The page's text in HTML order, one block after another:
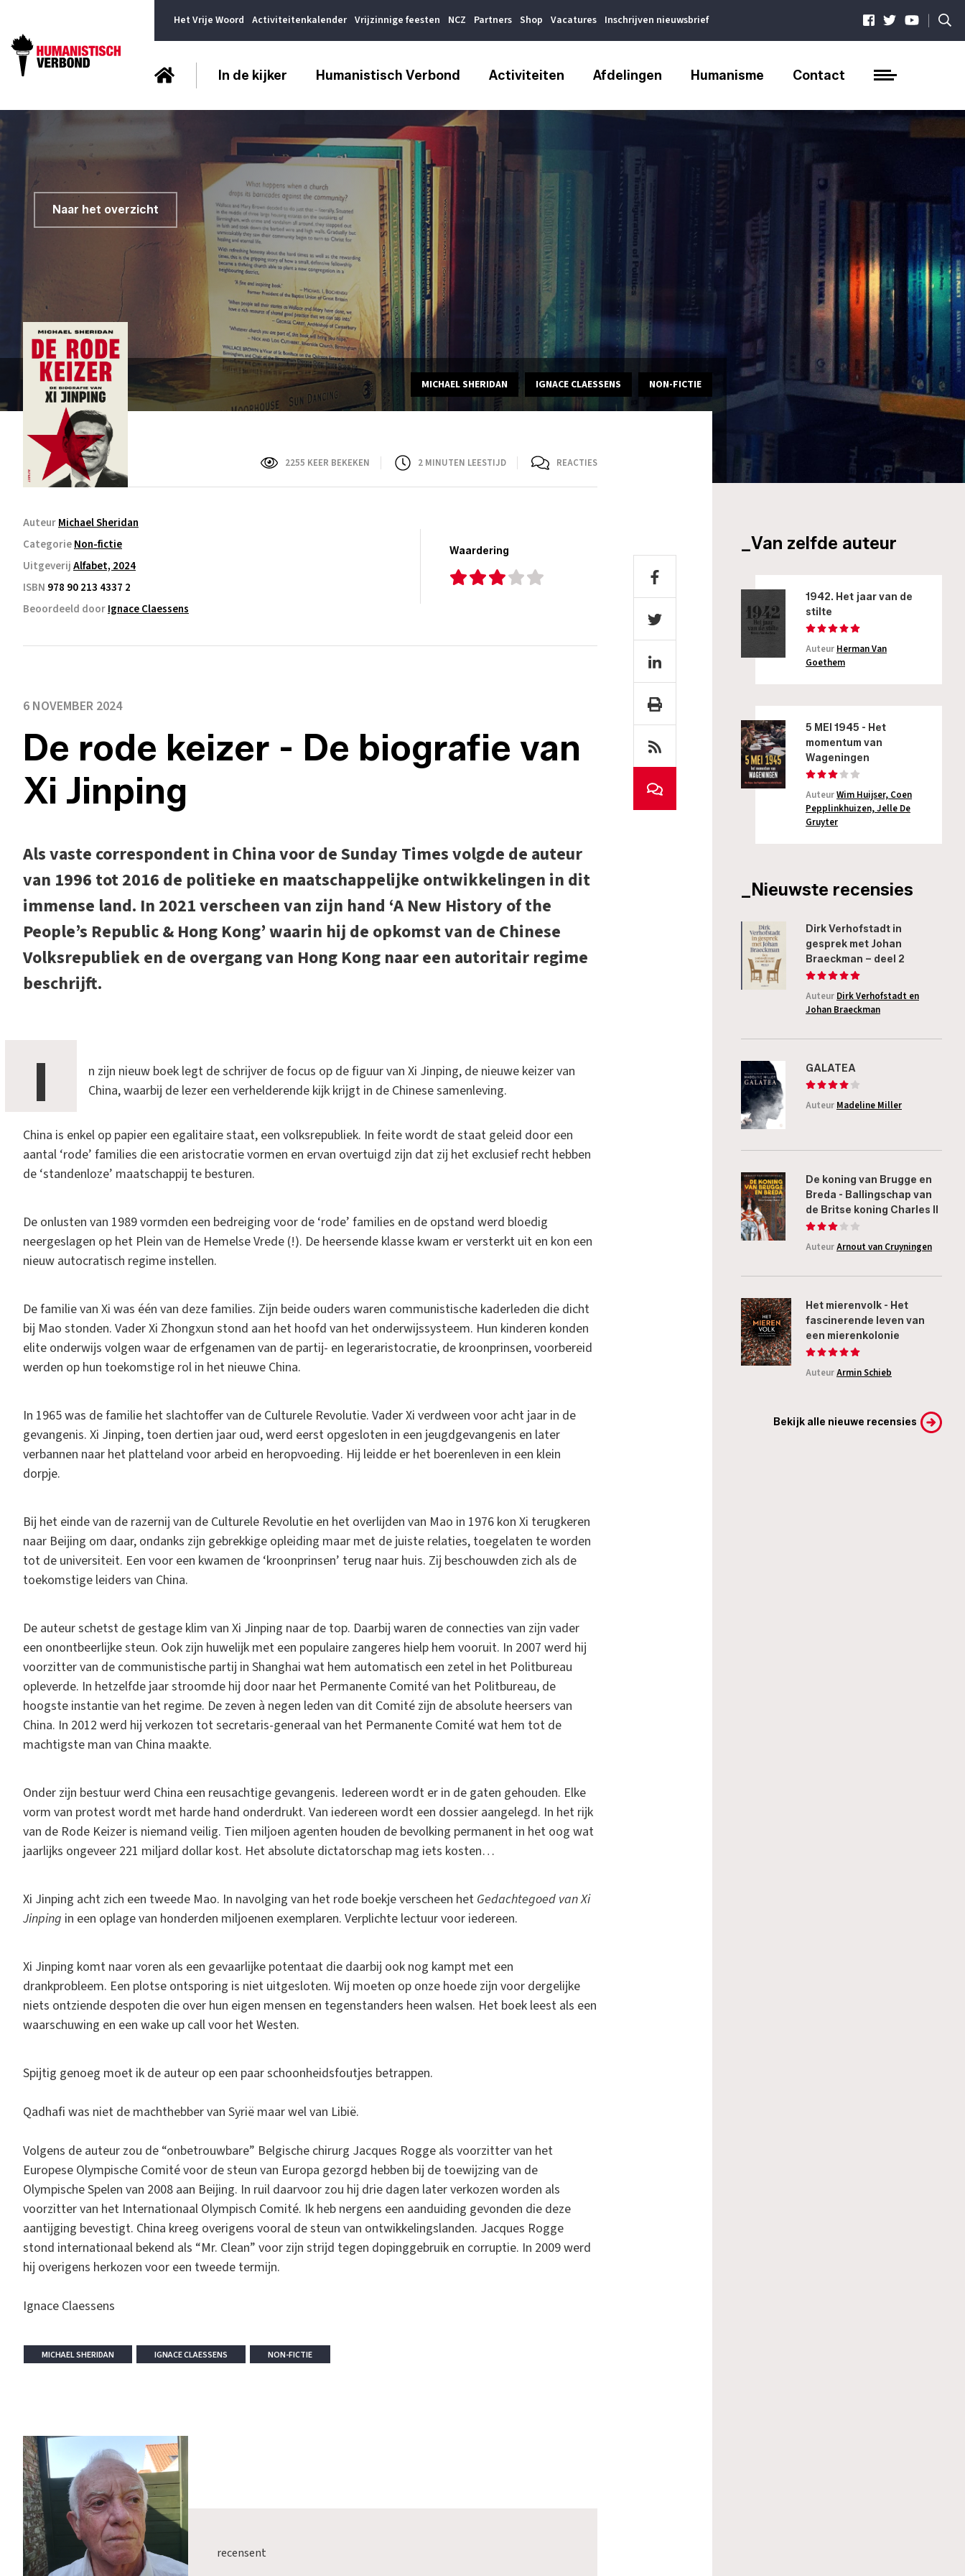
Het Vrije Woord Activiteitenkalender Vrijzinnige feesten NCZ Partners Shop Vacatures Inschrijven nieuwsbrief |
In de kijker Humanistisch Verbond Activiteiten Afdelingen Humanisme Contact
Naar het overzicht
MICHAEL SHERIDAN IGNACE CLAESSENS NON-FICTIE
2255 KEER BEKEKEN 2 MINUTEN LEESTIJD REACTIES
AuteurMichael Sheridan
CategorieNon-fictie
UitgeverijAlfabet, 2024
ISBN 978 90 213 4337 2
Beoordeeld doorIgnace Claessens
Waardering
6 NOVEMBER 2024
De rode keizer - De biografie van
Xi Jinping
Als vaste correspondent in China voor de Sunday Times volgde de auteur
van 1996 tot 2016 de politieke en maatschappelijke ontwikkelingen in dit
immense land. In 2021 verscheen van zijn hand ‘A New History of the
People’s Republic & Hong Kong’ waarin hij de opkomst van de Chinese
Volksrepubliek en de overgang van Hong Kong naar een autoritair regime
beschrijft.
I
n zijn nieuw boek legt de schrijver de focus op de figuur van Xi Jinping, de nieuwe keizer van
China, waarbij de lezer een verhelderende kijk krijgt in de Chinese samenleving.
China is enkel op papier een egalitaire staat, een volksrepubliek. In feite wordt de staat geleid door een
aantal ‘rode’ families die een aristocratie vormen en ervan overtuigd zijn dat zij het exclusief recht hebben
de ‘standenloze’ maatschappij te besturen.
De onlusten van 1989 vormden een bedreiging voor de ‘rode’ families en de opstand werd bloedig
neergeslagen op het Plein van de Hemelse Vrede (!). De heersende klasse kwam er versterkt uit en kon een
nieuw autocratisch regime instellen.
De familie van Xi was één van deze families. Zijn beide ouders waren communistische kaderleden die dicht
bij Mao stonden. Vader Xi Zhongxun stond aan het hoofd van het onderwijssysteem. Hun kinderen konden
elite onderwijs volgen waar de erfgenamen van de partij- en legeraristocratie, de kroonprinsen, voorbereid
werden op hun toekomstige rol in het nieuwe China.
In 1965 was de familie het slachtoffer van de Culturele Revolutie. Vader Xi verdween voor acht jaar in de
gevangenis. Xi Jinping, toen dertien jaar oud, werd eerst opgesloten in een jeugdgevangenis en later
verbannen naar het platteland voor arbeid en heropvoeding. Hij leidde er het boerenleven in een klein
dorpje.
Bij het einde van de razernij van de Culturele Revolutie en het overlijden van Mao in 1976 kon Xi terugkeren
naar Beijing om daar, ondanks zijn gebrekkige opleiding maar met de juiste relaties, toegelaten te worden
tot de universiteit. Een voor een kwamen de ‘kroonprinsen’ terug naar huis. Zij beschouwden zich als de
toekomstige leiders van China.
De auteur schetst de gestage klim van Xi Jinping naar de top. Daarbij waren de connecties van zijn vader
een onontbeerlijke steun. Ook zijn huwelijk met een populaire zangeres hielp hem vooruit. In 2007 werd hij
voorzitter van de communistische partij in Shanghai wat hem automatisch een zetel in het Politbureau
opleverde. In hetzelfde jaar stroomde hij door naar het Permanente Comité van het Politbureau, de
hoogste instantie van het regime. De zeven à negen leden van dit Comité zijn de absolute heersers van
China. In 2012 werd hij verkozen tot secretaris-generaal van het Permanente Comité wat hem tot de
machtigste man van China maakte.
Onder zijn bestuur werd China een reusachtige gevangenis. Iedereen wordt er in de gaten gehouden. Elke
vorm van protest wordt met harde hand onderdrukt. Van iedereen wordt een dossier aangelegd. In het rijk
van de Rode Keizer is niemand veilig. Tien miljoen agenten houden de bevolking permanent in het oog wat
jaarlijks ongeveer 221 miljard dollar kost. Het absolute dictatorschap mag iets kosten…
Xi Jinping acht zich een tweede Mao. In navolging van het rode boekje verscheen het Gedachtegoed van Xi
Jinping in een oplage van honderden miljoenen exemplaren. Verplichte lectuur voor iedereen.
Xi Jinping komt naar voren als een gevaarlijke potentaat die daarbij ook nog kampt met een
drankprobleem. Een plotse ontsporing is niet uitgesloten. Wij moeten op onze hoede zijn voor dergelijke
niets ontziende despoten die over hun eigen mensen en tegenstanders heen walsen. Het boek leest als een
waarschuwing en een wake up call voor het Westen.
Spijtig genoeg moet ik de auteur op een paar schoonheidsfoutjes betrappen.
Qadhafi was niet de machthebber van Syrië maar wel van Libië.
Volgens de auteur zou de “onbetrouwbare” Belgische chirurg Jacques Rogge als voorzitter van het
Europese Olympische Comité voor de steun van Europa gezorgd hebben bij de toewijzing van de
Olympische Spelen van 2008 aan Beijing. In ruil daarvoor zou hij drie dagen later verkozen worden als
voorzitter van het Internationaal Olympisch Comité. Ik heb nergens een aanduiding gevonden die deze
aantijging bevestigt. China kreeg overigens vooral de steun van ontwikkelingslanden. Jacques Rogge
stond internationaal bekend als “Mr. Clean” voor zijn strijd tegen dopinggebruik en corruptie. In 2009 werd
hij overigens herkozen voor een tweede termijn.
Ignace Claessens
MICHAEL SHERIDAN IGNACE CLAESSENS NON-FICTIE
recensent
_Van zelfde auteur
1942. Het jaar van de
stilte
Auteur Herman Van
Goethem
5 MEI 1945 - Het
momentum van
Wageningen
AuteurWim Huijser, Coen
Pepplinkhuizen, Jelle De
Gruyter
_Nieuwste recensies
Dirk Verhofstadt in
gesprek met Johan
Braeckman – deel 2
Auteur Dirk Verhofstadt en
Johan Braeckman
GALATEA
Auteur Madeline Miller
De koning van Brugge en
Breda - Ballingschap van
de Britse koning Charles II
AuteurArnout van Cruyningen
Het mierenvolk - Het
fascinerende leven van
een mierenkolonie
AuteurArmin Schieb
Bekijk alle nieuwe recensies